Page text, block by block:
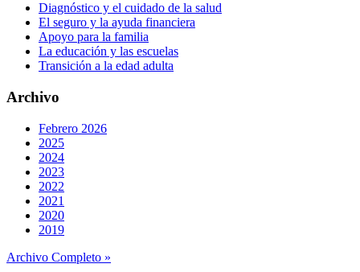
Diagnóstico y el cuidado de la salud
El seguro y la ayuda financiera
Apoyo para la familia
La educación y las escuelas
Transición a la edad adulta
Archivo
Febrero 2026
2025
2024
2023
2022
2021
2020
2019
Archivo Completo »